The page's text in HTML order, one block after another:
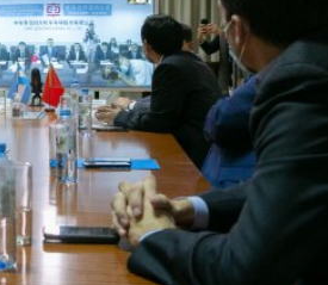
SUSCRÍBASE